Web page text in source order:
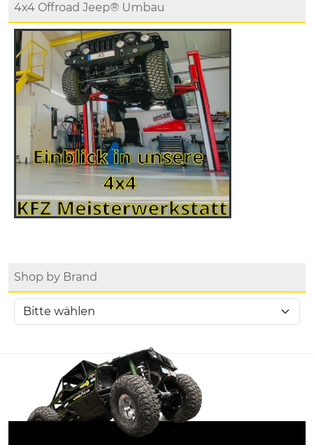
4x4 Offroad Jeep® Umbau
Shop by Brand